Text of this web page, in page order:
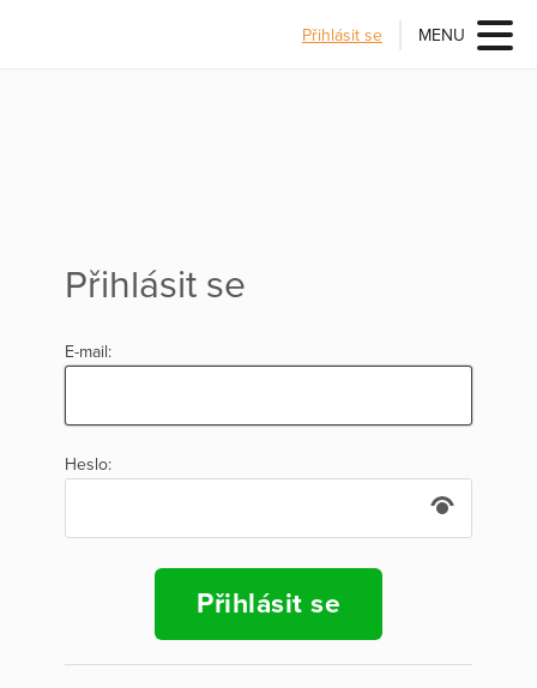
Přihlásit se MENU
Přihlásit se
E-mail:
Heslo:
Přihlásit se